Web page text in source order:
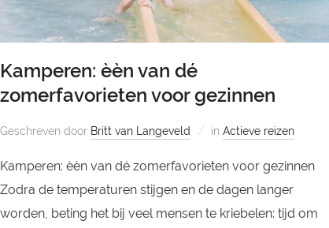
Kamperen: èèn van dé
zomerfavorieten voor gezinnen
Geschreven door Britt van Langeveld in Actieve reizen
Kamperen: èèn van dé zomerfavorieten voor gezinnen
Zodra de temperaturen stijgen en de dagen langer
worden, beting het bij veel mensen te kriebelen: tijd om